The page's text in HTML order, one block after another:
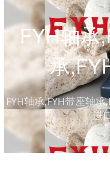
FYH轴承
承
FYH轴承,FYH带座轴
进